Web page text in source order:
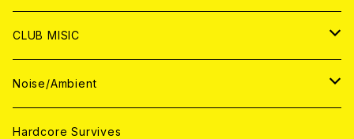
ANALOG
ANALOG
CD
ANALOG
CD
ANALOG
WORLD
CD
ANALOG
JAPAN
CD
ANALOG
WORLD
CD
CLUB MISIC
JAPAN
CD
WORLD
Noise/Ambient
JAPAN
Hardcore Survives